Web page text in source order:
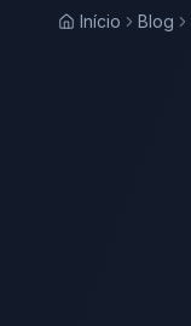
Início Blog